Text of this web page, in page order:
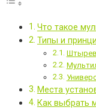
Что такое
Типы и
Места
Как выбрать